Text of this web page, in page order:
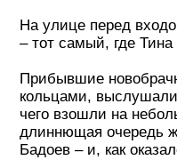
На улице перед
– тот самый, где
Прибывшие
кольцами,
чего взошли на
длиннющая очередь
Бадоев – и, как